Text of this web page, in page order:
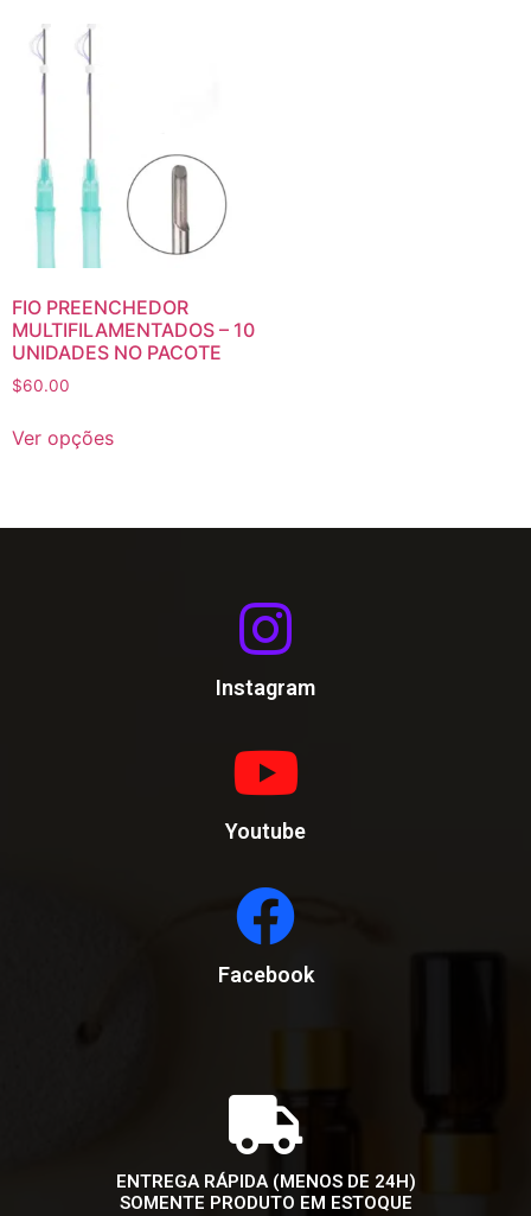
FIO PREENCHEDOR
MULTIFILAMENTADOS – 10
UNIDADES NO PACOTE
$60.00
Ver opções
Instagram
Youtube
Facebook
ENTREGA RÁPIDA (MENOS DE 24H)
SOMENTE PRODUTO EM ESTOQUE